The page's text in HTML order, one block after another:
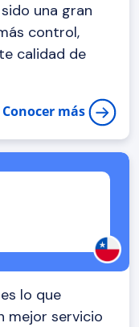
una gran
control,
calidad de
Conocer más
lo que
mejor servicio